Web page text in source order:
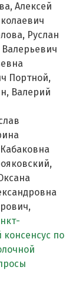
Алексей
Руслан
Портной,
Валерий
по